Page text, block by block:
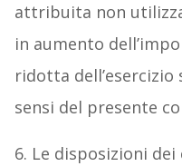
attribuita non
in aumento
ridotta
sensi del presente
6. Le disposizioni